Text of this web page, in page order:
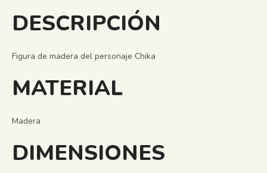
DESCRIPCIÓN
Figura de madera del personaje Chika
MATERIAL
Madera
DIMENSIONES